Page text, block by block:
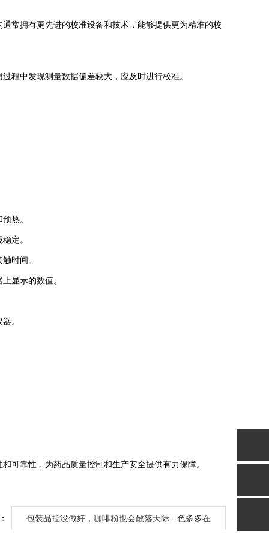
拥有更先进的校准设备和技术，能够提供更为精准的校
中发现测量数据偏差较大，应及时进行校准。
热。
定。
时间。
显示的数值。
。
和可靠性，为药品质量控制和生产安全提供有力保障。
包装品控没做好，咖啡粉也会散落天际 - 色多多在